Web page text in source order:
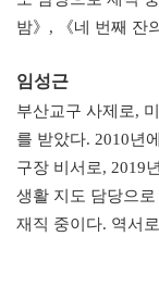
밤》, 《네 번째 잔
임성근
부산교구 사제로,
를 받았다. 2010년
구장 비서로, 2019
생활 지도 담당으
재직 중이다. 역서